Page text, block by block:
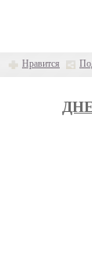
Нравится